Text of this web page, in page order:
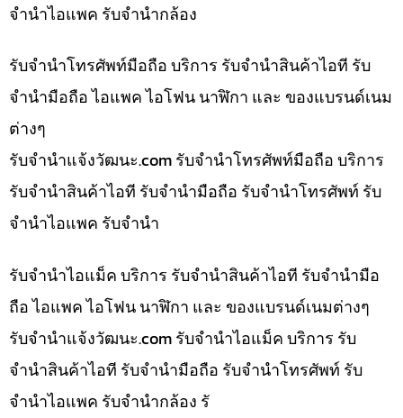
จำนำไอแพค รับจำนำกล้อง
รับจำนำโทรศัพท์มือถือ บริการ รับจำนำสินค้าไอที รับ
จำนำมือถือ ไอแพค ไอโฟน นาฬิกา และ ของแบรนด์เนม
ต่างๆ
รับจํานําแจ้งวัฒนะ.com รับจำนำโทรศัพท์มือถือ บริการ
รับจำนำสินค้าไอที รับจำนำมือถือ รับจำนำโทรศัพท์ รับ
จำนำไอแพค รับจำนำ
รับจำนำไอแม็ค บริการ รับจำนำสินค้าไอที รับจำนำมือ
ถือ ไอแพค ไอโฟน นาฬิกา และ ของแบรนด์เนมต่างๆ
รับจํานําแจ้งวัฒนะ.com รับจำนำไอแม็ค บริการ รับ
จำนำสินค้าไอที รับจำนำมือถือ รับจำนำโทรศัพท์ รับ
จำนำไอแพค รับจำนำกล้อง รั